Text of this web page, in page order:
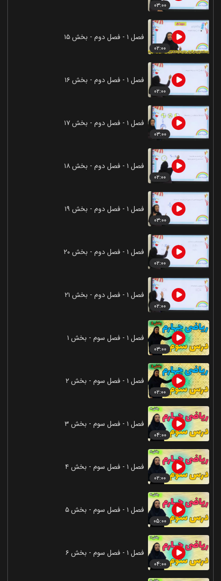
۰۳:۰۰
۰۲:۰۰
فصل ۱ - فصل دوم - بخش ۱۵
۰۲:۰۰
فصل ۱ - فصل دوم - بخش ۱۶
۰۳:۰۰
فصل ۱ - فصل دوم - بخش ۱۷
۰۲:۰۰
فصل ۱ - فصل دوم - بخش ۱۸
۰۳:۰۰
فصل ۱ - فصل دوم - بخش ۱۹
۰۲:۰۰
فصل ۱ - فصل دوم - بخش ۲۰
۰۲:۰۰
فصل ۱ - فصل دوم - بخش ۲۱
۰۳:۰۰
فصل ۱ - فصل سوم - بخش ۱
۰۲:۰۰
فصل ۱ - فصل سوم - بخش ۲
۰۴:۰۰
فصل ۱ - فصل سوم - بخش ۳
۰۲:۰۰
فصل ۱ - فصل سوم - بخش ۴
۰۵:۰۰
فصل ۱ - فصل سوم - بخش ۵
۰۴:۰۰
فصل ۱ - فصل سوم - بخش ۶